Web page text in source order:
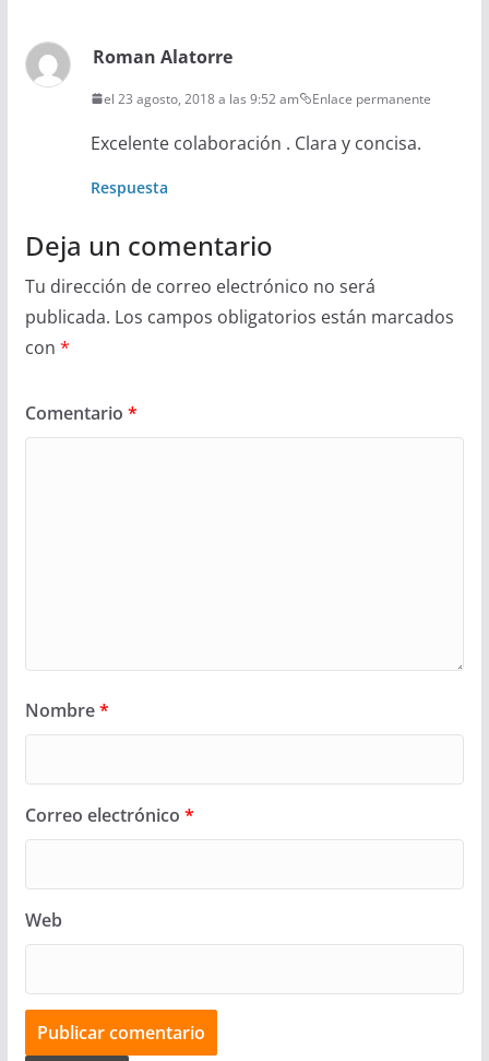
Roman Alatorre
el 23 agosto, 2018 a las 9:52 am Enlace permanente
Excelente colaboración . Clara y concisa.
Respuesta
Deja un comentario
Tu dirección de correo electrónico no será
publicada. Los campos obligatorios están marcados
con *
Comentario *
Nombre*
Correo electrónico *
Web